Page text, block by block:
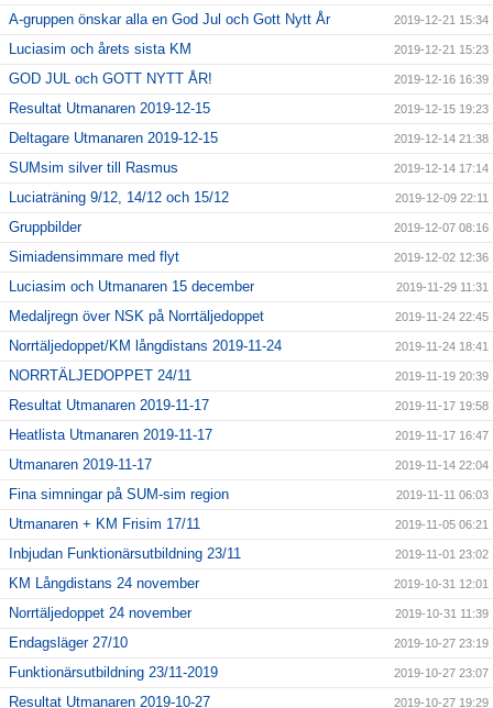
A-gruppen önskar alla en God Jul och Gott Nytt År 2019-12-21 15:34
Luciasim och årets sista KM 2019-12-21 15:23
GOD JUL och GOTT NYTT ÅR! 2019-12-16 16:39
Resultat Utmanaren 2019-12-15 2019-12-15 19:23
Deltagare Utmanaren 2019-12-15 2019-12-14 21:38
SUMsim silver till Rasmus 2019-12-14 17:14
Luciaträning 9/12, 14/12 och 15/12 2019-12-09 22:11
Gruppbilder 2019-12-07 08:16
Simiadensimmare med flyt 2019-12-02 12:36
Luciasim och Utmanaren 15 december 2019-11-29 11:31
Medaljregn över NSK på Norrtäljedoppet 2019-11-24 22:45
Norrtäljedoppet/KM långdistans 2019-11-24 2019-11-24 18:41
NORRTÄLJEDOPPET 24/11 2019-11-19 20:39
Resultat Utmanaren 2019-11-17 2019-11-17 19:58
Heatlista Utmanaren 2019-11-17 2019-11-17 16:47
Utmanaren 2019-11-17 2019-11-14 22:04
Fina simningar på SUM-sim region 2019-11-11 06:03
Utmanaren + KM Frisim 17/11 2019-11-05 06:21
Inbjudan Funktionärsutbildning 23/11 2019-11-01 23:02
KM Långdistans 24 november 2019-10-31 12:01
Norrtäljedoppet 24 november 2019-10-31 11:39
Endagsläger 27/10 2019-10-27 23:19
Funktionärsutbildning 23/11-2019 2019-10-27 23:07
Resultat Utmanaren 2019-10-27 2019-10-27 19:29